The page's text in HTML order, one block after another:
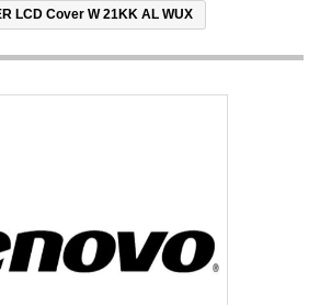
LCD Cover W 21KK AL WUX